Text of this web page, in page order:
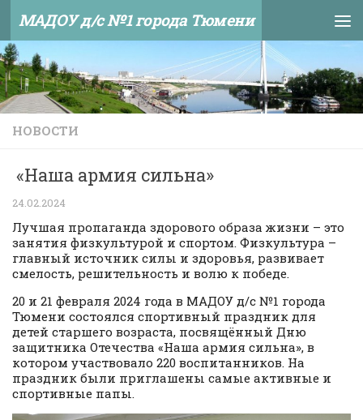
Skip to content
МАДОУ д/с №1 города Тюмени
НОВОСТИ
«Наша армия сильна»
24.02.2024
Лучшая пропаганда здорового образа жизни – это
занятия физкультурой и спортом. Физкультура –
главный источник силы и здоровья, развивает
смелость, решительность и волю к победе.
20 и 21 февраля 2024 года в МАДОУ д/с №1 города
Тюмени состоялся спортивный праздник для
детей старшего возраста, посвящённый Дню
защитника Отечества «Наша армия сильна», в
котором участвовало 220 воспитанников. На
праздник были приглашены самые активные и
спортивные папы.